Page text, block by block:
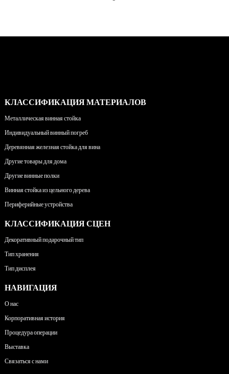
КЛАССИФИКАЦИЯ МАТЕРИАЛОВ
Металлическая винная стойка
Индивидуальный винный погреб
Деревянная железная стойка для вина
Другие товары для дома
Другие винные полки
Винная стойка из цельного дерева
Периферийные устройства
КЛАССИФИКАЦИЯ СЦЕН
Декоративный подарочный тип
Тип хранения
Тип дисплея
НАВИГАЦИЯ
О нас
Корпоративная история
Процедура операции
Выставка
Связаться с нами